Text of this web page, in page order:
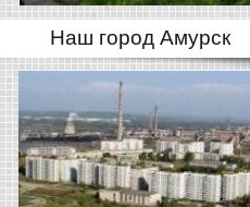
Наш город Амурск